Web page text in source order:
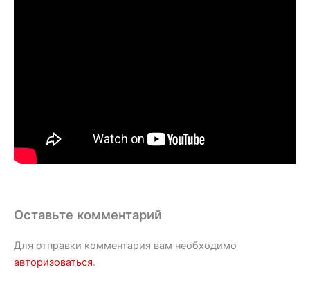
Оставьте комментарий
Для отправки комментария вам необходимо
авторизоваться.